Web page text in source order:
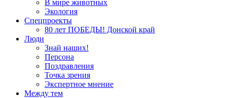
В мире животных
Экология
Спецпроекты
80 лет ПОБЕДЫ! Донской край
Люди
Знай наших!
Персона
Поздравления
Точка зрения
Экспертное мнение
Между тем